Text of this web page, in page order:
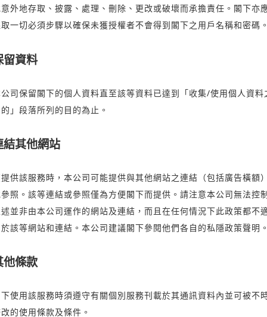
外地存取、披露、處理、刪除、更改或破壞而承擔責任。閣下亦
一切必須步驟以確保未獲授權者不會得到閣下之用戶名稱和密碼
留資料
司保留閣下的個人資料直至該等資料已達到「收集/使用個人資料
」段落所列的目的為止。
結其他網站
供該服務時，本公司可能提供與其他網站之連結（包括廣告橫額
照。該等連結或參照僅為方便閣下而提供。請注意本公司無法控
並非由本公司運作的網站及連結，而且在任何情況下此政策都不
該等網站和連結。本公司建議閣下參閱他們各自的私隱政策聲明
他條款
使用該服務時須遵守有關個別服務刊載於其通訊資料內並可被不
的使用條款及條件。